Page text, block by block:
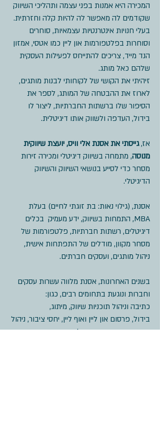
המכירה היא אמנות בפני עצמה ותהליכי השיווק
שקודמים לה מאפשר לה להיות קלה וחזרתית.
בעלי חנויות אינטרנטיות עצמאיות, סוחרים
וסוחרות בפלטפורמות און ליין כמו אטסי, אמזון
הנד מייד, צריכים להתייחס לפעילות העסקית
שלהם כאל מותג.
זיהיתי את הקושי של לקוחותי לבנות מותגים,
לארוז את ההבטחה של המותג, לספר את
הסיפור שלו ברשתות החברתיות, ליצור לו
בידול, העדפה ולשווק אותו דיגיטלית.
אז,גייסתי את אסנת אלי וויס, יועצת שיווקית
מנוסה, מתמחה בשיווק דיגיטלי ומכירה זירות
מסחר כדי לסייע בנושאי השיווק והשיווק
הדיגיטלי.
אסנת, (גילוי נאות: בת זוגתי לחיים) בעלת
MBA, התמחות בשיווק, ידע מעמיק בכלים
דיגיטלים, רשתות חברתיות, פלטפורמות של
מסחר מקוון, מודלים של התפתחות אישית,
ניהול מותגים, ועסקים חברתים.
בשנים האחרונות, אסנת מלווה עשרות עסקים
וחברות ונוגעת בתחומים רבים, כגון:
כתיבה וניהול תוכניות שיווק, מיתוג,
בידול, פרסום און ליין ואוף ליין, יחסי ציבור, ניהול
הנוכחות באינטרנט, ניהול תקציבי שיווק, אפיון